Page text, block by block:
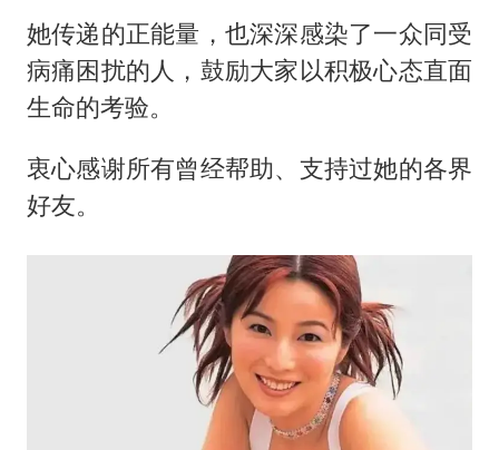
她传递的正能量，也深深感染了一众同受
病痛困扰的人，鼓励大家以积极心态直面
生命的考验。
衷心感谢所有曾经帮助、支持过她的各界
好友。